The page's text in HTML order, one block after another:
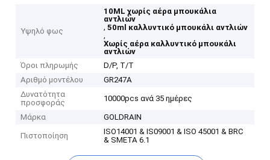
Υψηλό φως
10ML χωρίς αέρα μπουκάλια
αντλιών
,50ml καλλυντικό μπουκάλι αντλιών
,
Χωρίς αέρα καλλυντικό μπουκάλι
αντλιών
Όροι πληρωμής
D/P, T/T
Αριθμό μοντέλου
GR247A
Δυνατότητα
προσφοράς
10000pcs ανά 35 ημέρες
Μάρκα GOLDRAIN
Πιστοποίηση
ISO14001 & IS09001 & ISO 45001 & BRC
& SMETA 6.1